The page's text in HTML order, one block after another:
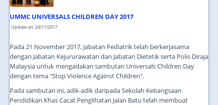
UMMC UNIVERSALS CHILDREN DAY 2017
Update on: 24/11/2017
Pada 21 November 2017, Jabatan Pediatrik telah berkerjasama
dengan Jabatan Kejururawatan dan Jabatan Dietetik serta Polis Diraja
Malaysia untuk mengadakan sambutan Universals Children Day
dengan tema "Stop Violence Against Children".
Pada sambutan ini, adik-adik daripada Sekolah Kebangsaan
Pendidikan Khas Cacat Penglihatan Jalan Batu telah membuat